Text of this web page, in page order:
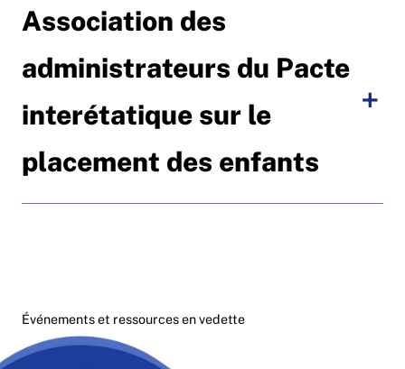
Association des
administrateurs du Pacte
interétatique sur le
placement des enfants
Événements et ressources en vedette